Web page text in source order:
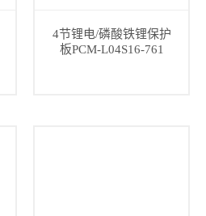
4节锂电/磷酸铁锂保护
板PCM-L04S16-761